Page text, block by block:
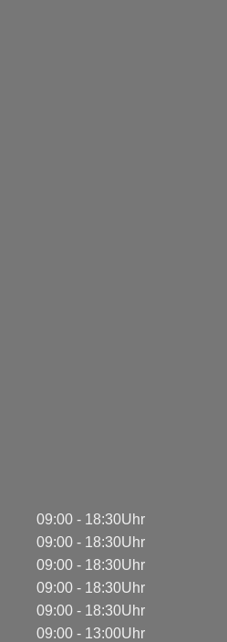
09:00 - 18:30Uhr
09:00 - 18:30Uhr
09:00 - 18:30Uhr
09:00 - 18:30Uhr
09:00 - 18:30Uhr
09:00 - 13:00Uhr